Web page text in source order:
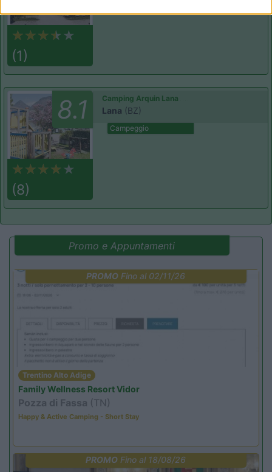
(1)
8.1
(8)
Camping Arquin Lana
Lana (BZ)
Campeggio
Promo e Appuntamenti
PROMO Fino al 02/11/26
Trentino Alto Adige
Family Wellness Resort Vidor
Pozza di Fassa (TN)
Happy & Active Camping - Short Stay
PROMO Fino al 18/08/26